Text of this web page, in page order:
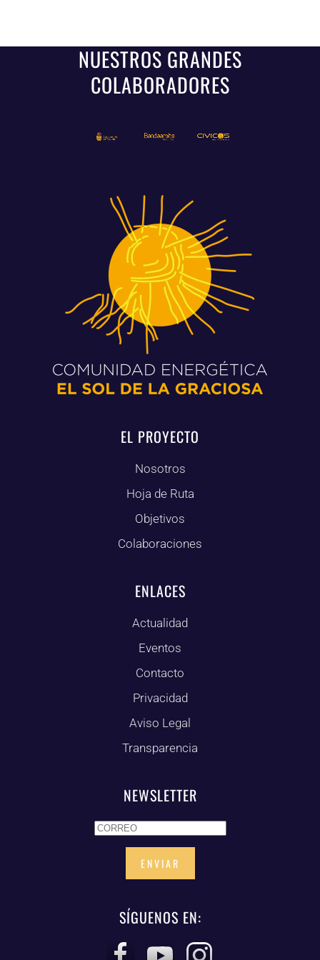
NUESTROS GRANDES
COLABORADORES
EL PROYECTO
Nosotros
Hoja de Ruta
Objetivos
Colaboraciones
ENLACES
Actualidad
Eventos
Contacto
Privacidad
Aviso Legal
Transparencia
NEWSLETTER
ENVIAR
SÍGUENOS EN: